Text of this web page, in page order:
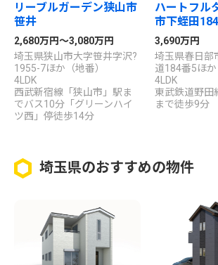
リーブルガーデン狭山市
笹井
2,680万円～3,080万円
埼玉県狭山市大字笹井字沢?
1955-7ほか（地番）
4LDK
西武新宿線「狭山市」駅ま
でバス10分「グリーンハイ
ツ西」停徒歩14分
ハートフル
市下蛭田
3,690万円
埼玉県春日部
道184番5ほか
4LDK
東武鉄道野田
まで徒歩9分
埼玉県のおすすめの物件